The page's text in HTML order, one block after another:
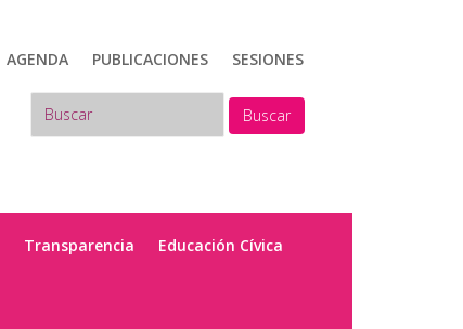
AGENDA PUBLICACIONES SESIONES
Buscar
Transparencia Educación Cívica